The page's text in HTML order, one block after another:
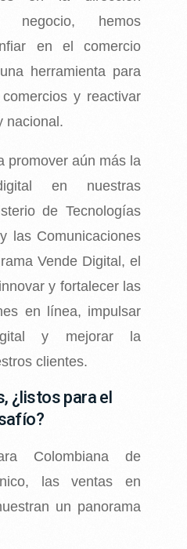
negocio, hemos
en el comercio
herramienta para
y reactivar
nacional.
promover aún más la
en nuestras
de Tecnologías
las Comunicaciones
Vende Digital, el
y fortalecer las
en línea, impulsar
y mejorar la
clientes.
¿listos para el
Colombiana de
las ventas en
un panorama